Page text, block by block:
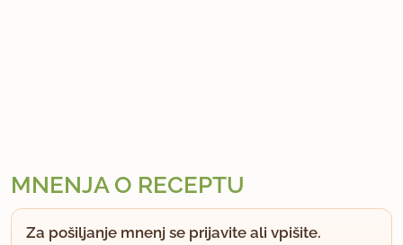
MNENJA O RECEPTU
Za pošiljanje mnenj se prijavite ali vpišite.